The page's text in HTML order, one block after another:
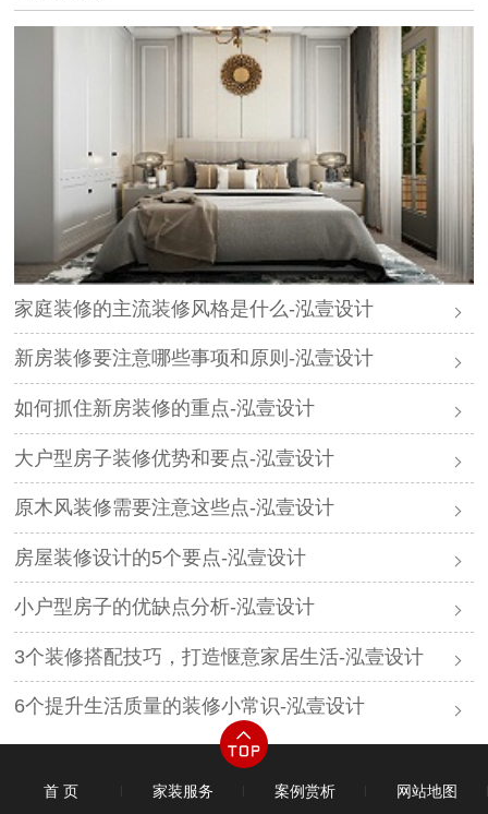
家庭装修的主流装修风格是什么-泓壹设计
新房装修要注意哪些事项和原则-泓壹设计
如何抓住新房装修的重点-泓壹设计
大户型房子装修优势和要点-泓壹设计
原木风装修需要注意这些点-泓壹设计
房屋装修设计的5个要点-泓壹设计
小户型房子的优缺点分析-泓壹设计
3个装修搭配技巧，打造惬意家居生活-泓壹设计
6个提升生活质量的装修小常识-泓壹设计​
首 页 家装服务 案例赏析 网站地图